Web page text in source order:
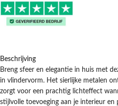
Beschrijving
Breng sfeer en elegantie in huis met
in vlindervorm. Het sierlijke metalen
zorgt voor een prachtig lichteffect
stijlvolle toevoeging aan je interieur